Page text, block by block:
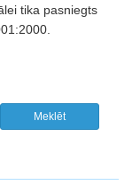
tika pasniegts